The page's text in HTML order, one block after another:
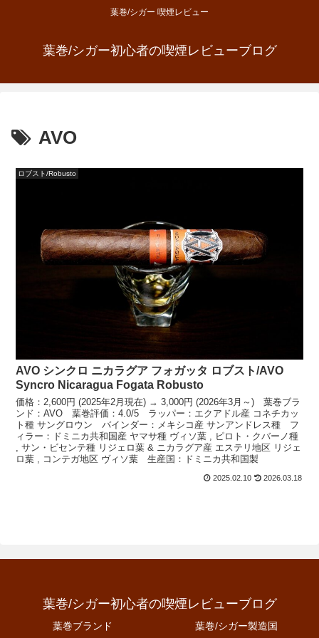
葉巻/シガー 喫煙レビュー
葉巻/シガー初心者の喫煙レビューブログ
AVO
ロブスト/Robusto
AVO シンクロ ニカラグア フォガッタ ロブスト/AVO
Syncro Nicaragua Fogata Robusto
価格：2,600円 (2025年2月現在) → 3,000円 (2026年3月～) 葉巻ブラ
ンド：AVO 葉巻評価：4.0/5 ラッパー：エクアドル産 コネチカッ
ト種 サングロウン バインダー：メキシコ産 サンアンドレス種 フ
ィラー：ドミニカ共和国産 ヤマサ種 ヴィソ葉 , ピロト・クバーノ種
, サン・ビセンテ種 リジェロ葉 & ニカラグア産 エステリ地区 リジェ
ロ葉 , コンテガ地区 ヴィソ葉 生産国：ドミニカ共和国製
2025.02.10 2026.03.18
葉巻/シガー初心者の喫煙レビューブログ
葉巻ブランド 葉巻/シガー製造国